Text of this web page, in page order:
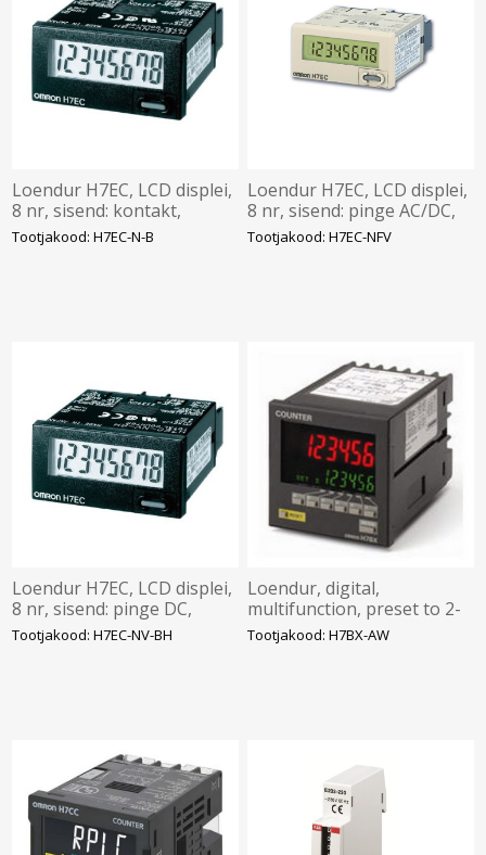
Loendur H7EC, LCD displei,
8 nr, sisend: kontakt,
akuga, RESET, Must,
Omron
Tootjakood: H7EC-N-B
Loendur H7EC, LCD displei,
8 nr, sisend: pinge AC/DC,
akuga, RESET, Hall, Omron
Tootjakood: H7EC-NFV
Loendur H7EC, LCD displei,
8 nr, sisend: pinge DC,
akuga, RESET, must,
Omron
Tootjakood: H7EC-NV-BH
Loendur, digital,
multifunction, preset to 2-
stage, SPST-NO, 3 A,
Omron
Tootjakood: H7BX-AW